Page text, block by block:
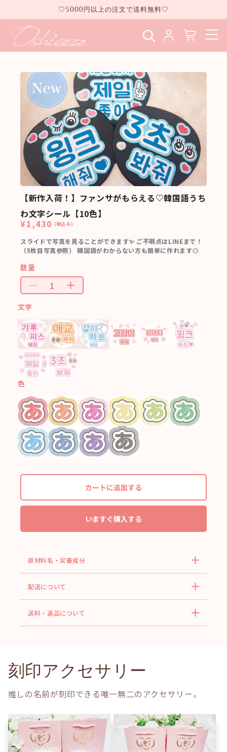
進む
♡5000円以上の注文で送料無料♡
【新作入荷！】ファンサがもらえる♡韓国語うち
わ文字シール【10色】
¥1,430 (税込み)
スライドで写真を見ることができます✨ ご不明点はLINEまで！
（5枚目写真参照） 韓国語がわからない方も簡単に作れます◎
数量
文字
色
カートに追加する
いますぐ購入する
原材料名・栄養成分
配送について
送料・返品について
刻印アクセサリー
推しの名前が刻印できる唯一無二のアクセサリー。